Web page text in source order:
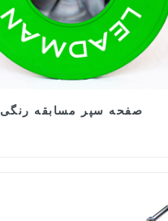
صفحه سپر مسابقه رنگی